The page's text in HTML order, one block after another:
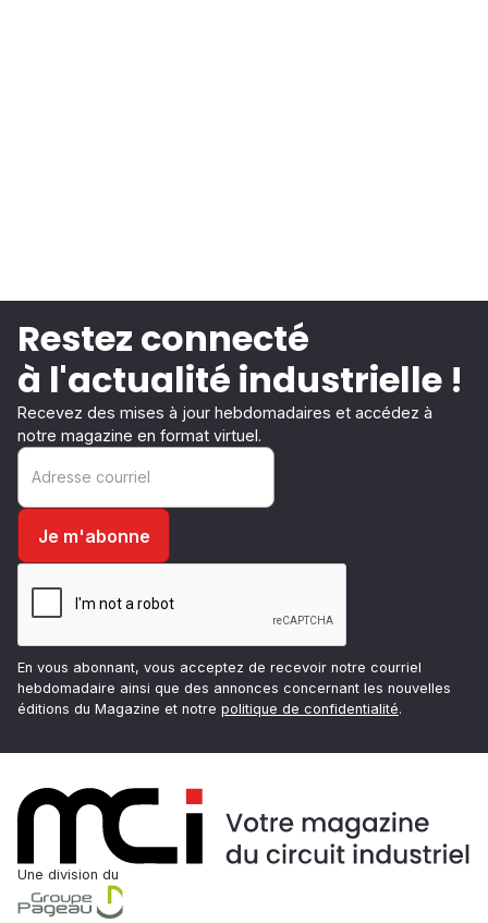
Restez connecté
à l'actualité industrielle !
Recevez des mises à jour hebdomadaires et accédez à
notre magazine en format virtuel.
En vous abonnant, vous acceptez de recevoir notre courriel
hebdomadaire ainsi que des annonces concernant les nouvelles
éditions du Magazine et notre politique de confidentialité.
Une division du